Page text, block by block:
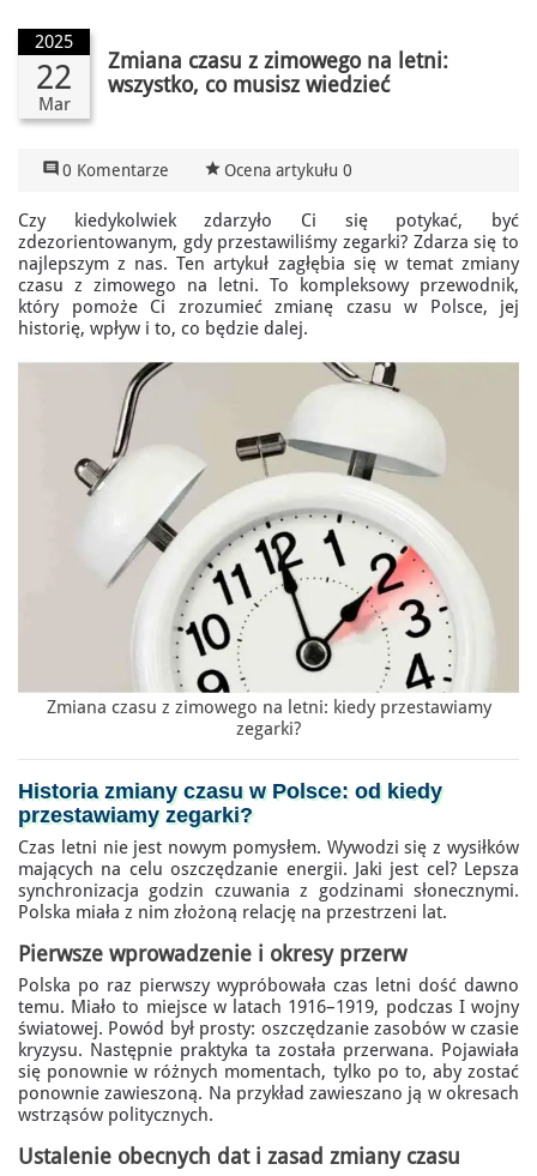
2025
22
Mar
Zmiana czasu z zimowego na letni:
wszystko, co musisz wiedzieć
 0 Komentarze star_rate
Ocena artykułu 0
Czy kiedykolwiek zdarzyło Ci się potykać, być
zdezorientowanym, gdy przestawiliśmy zegarki? Zdarza się to
najlepszym z nas. Ten artykuł zagłębia się w temat zmiany
czasu z zimowego na letni. To kompleksowy przewodnik,
który pomoże Ci zrozumieć zmianę czasu w Polsce, jej
historię, wpływ i to, co będzie dalej.
Zmiana czasu z zimowego na letni: kiedy przestawiamy
zegarki?
Historia zmiany czasu w Polsce: od kiedy
przestawiamy zegarki?
Czas letni nie jest nowym pomysłem. Wywodzi się z wysiłków
mających na celu oszczędzanie energii. Jaki jest cel? Lepsza
synchronizacja godzin czuwania z godzinami słonecznymi.
Polska miała z nim złożoną relację na przestrzeni lat.
Pierwsze wprowadzenie i okresy przerw
Polska po raz pierwszy wypróbowała czas letni dość dawno
temu. Miało to miejsce w latach 1916–1919, podczas I wojny
światowej. Powód był prosty: oszczędzanie zasobów w czasie
kryzysu. Następnie praktyka ta została przerwana. Pojawiała
się ponownie w różnych momentach, tylko po to, aby zostać
ponownie zawieszoną. Na przykład zawieszano ją w okresach
wstrząsów politycznych.
Ustalenie obecnych dat i zasad zmiany czasu